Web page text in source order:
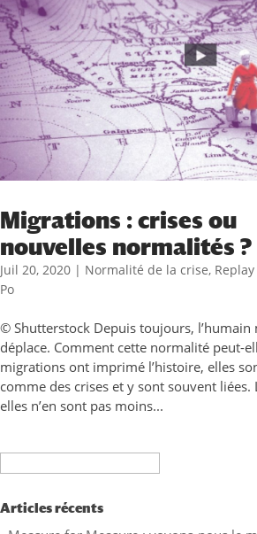
Migrations : crises ou
nouvelles normalités ?
Juil 20, 2020 | Normalité de la crise,
Po
© Shutterstock Depuis toujours, l’humain
déplace. Comment cette normalité peut-
migrations ont imprimé l’histoire, elles
comme des crises et y sont souvent liées.
elles n’en sont pas moins...
Articles récents